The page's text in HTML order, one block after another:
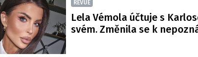
REVUE
Lela Vémola účtuje s
svém. Změnila se k